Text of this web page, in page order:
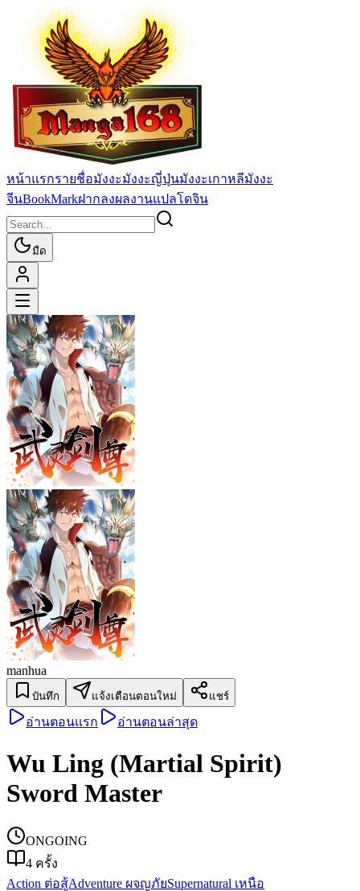
หน้าแรกรายชื่อมังงะมังงะญี่ปุ่นมังงะเกาหลีมังงะ
จีนBookMarkฝากลงผลงานแปลโดจิน
มืด
manhua
บันทึก แจ้งเตือนตอนใหม่ แชร์
อ่านตอนแรก อ่านตอนล่าสุด
Wu Ling (Martial Spirit)
Sword Master
ONGOING
4 ครั้ง
Action ต่อสู้Adventure ผจญภัยSupernatural เหนือ